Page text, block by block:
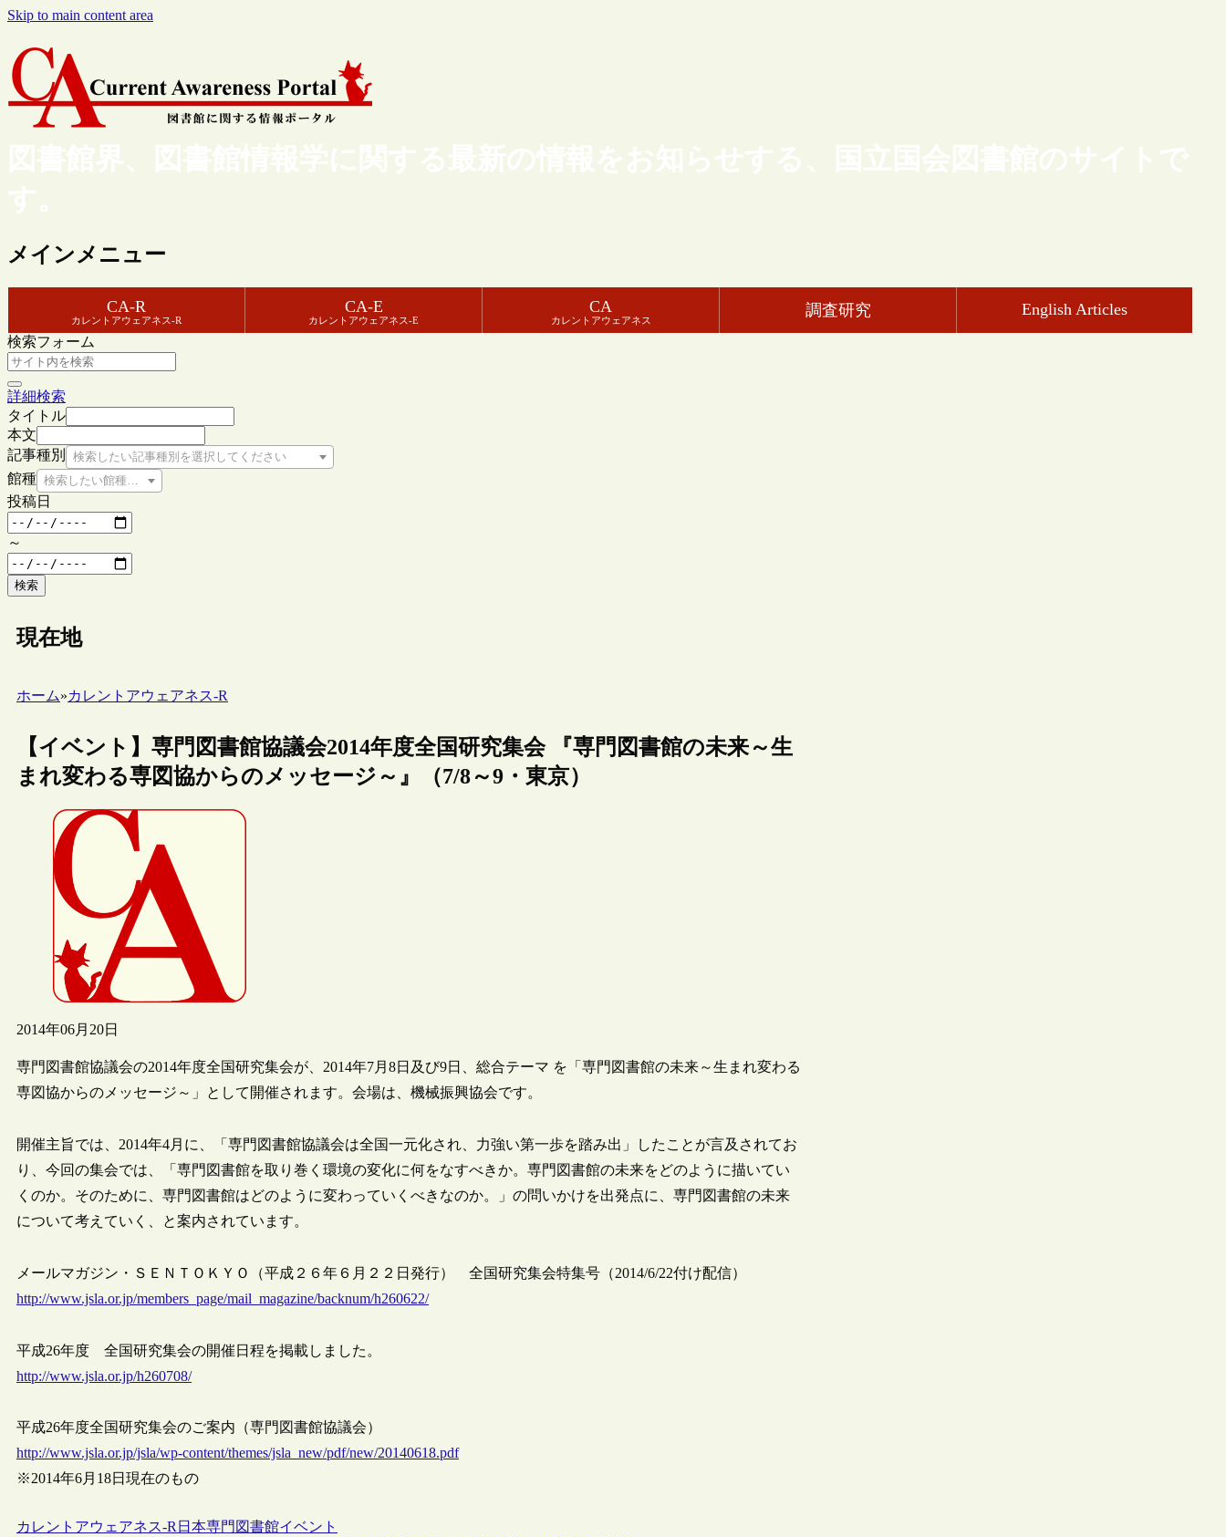
Skip to main content area
図書館界、図書館情報学に関する最新の情報をお知らせする、国立国会図書館のサイトで
す。
メインメニュー
CA-R
カレントアウェアネス-R
CA-E
カレントアウェアネス-E
CA
カレントアウェアネス
調査研究 English Articles
検索フォーム
詳細検索
タイトル
本文
記事種別
検索したい記事種別を選択してください
館種 検索したい館種を選択してください
投稿日
～
検索
現在地
ホーム»カレントアウェアネス-R
【イベント】専門図書館協議会2014年度全国研究集会 『専門図書館の未来～生
まれ変わる専図協からのメッセージ～』（7/8～9・東京）
2014年06月20日
専門図書館協議会の2014年度全国研究集会が、2014年7月8日及び9日、総合テーマ を「専門図書館の未来～生まれ変わる
専図協からのメッセージ～」として開催されます。会場は、機械振興協会です。
開催主旨では、2014年4月に、「専門図書館協議会は全国一元化され、力強い第一歩を踏み出」したことが言及されてお
り、今回の集会では、「専門図書館を取り巻く環境の変化に何をなすべきか。専門図書館の未来をどのように描いてい
くのか。そのために、専門図書館はどのように変わっていくべきなのか。」の問いかけを出発点に、専門図書館の未来
について考えていく、と案内されています。
メールマガジン・ＳＥＮＴＯＫＹＯ（平成２６年６月２２日発行） 全国研究集会特集号（2014/6/22付け配信）
http://www.jsla.or.jp/members_page/mail_magazine/backnum/h260622/
平成26年度 全国研究集会の開催日程を掲載しました。
http://www.jsla.or.jp/h260708/
平成26年度全国研究集会のご案内（専門図書館協議会）
http://www.jsla.or.jp/jsla/wp-content/themes/jsla_new/pdf/new/20140618.pdf
※2014年6月18日現在のもの
カレントアウェアネス-R 日本専門図書館イベント